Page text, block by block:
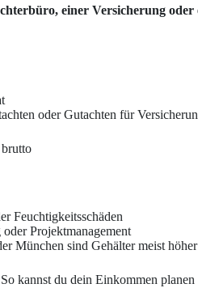
einer Versicherung
oder Gutachten für
Feuchtigkeitsschäden
Projektmanagement
München sind Gehälter meist höher
kannst du dein Einkommen planen